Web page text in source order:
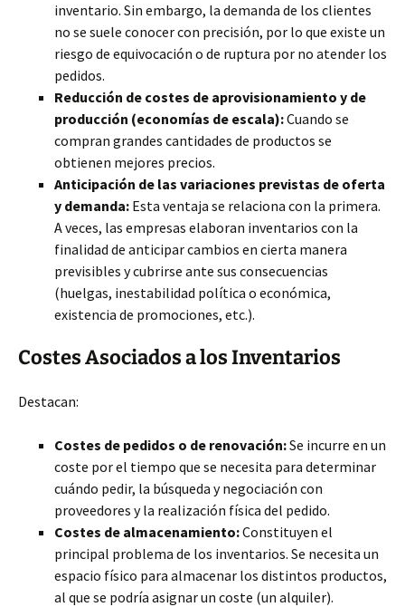
inventario. Sin embargo, la demanda de los clientes
no se suele conocer con precisión, por lo que existe un
riesgo de equivocación o de ruptura por no atender los
pedidos.
Reducción de costes de aprovisionamiento y de
producción (economías de escala):Cuando se
compran grandes cantidades de productos se
obtienen mejores precios.
Anticipación de las variaciones previstas de oferta
y demanda: Esta ventaja se relaciona con la primera.
A veces, las empresas elaboran inventarios con la
finalidad de anticipar cambios en cierta manera
previsibles y cubrirse ante sus consecuencias
(huelgas, inestabilidad política o económica,
existencia de promociones, etc.).
Costes Asociados a los Inventarios
Destacan:
Costes de pedidos o de renovación:Se incurre en un
coste por el tiempo que se necesita para determinar
cuándo pedir, la búsqueda y negociación con
proveedores y la realización física del pedido.
Costes de almacenamiento:Constituyen el
principal problema de los inventarios. Se necesita un
espacio físico para almacenar los distintos productos,
al que se podría asignar un coste (un alquiler).